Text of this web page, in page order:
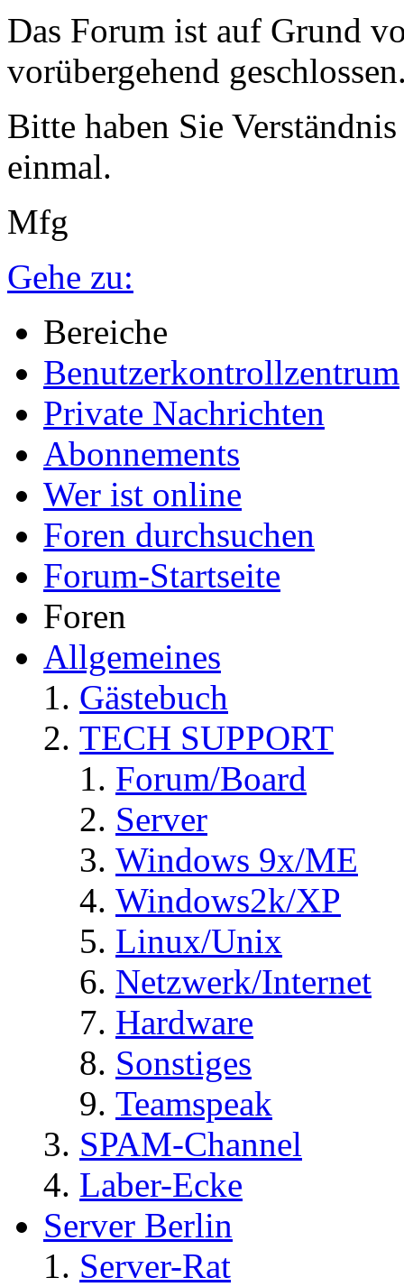
Das Forum ist auf Grund
vorübergehend
Bitte haben Sie
einmal.
Mfg
Gehe zu:
Bereiche
Benutzerkontrollzentrum
Private Nachrichten
Abonnements
Wer ist online
Foren durchsuchen
Forum-Startseite
Foren
Allgemeines
Gästebuch
TECH SUPPORT
Forum/Board
Server
Windows 9x/ME
Windows2k/XP
Linux/Unix
Netzwerk/Internet
Hardware
Sonstiges
Teamspeak
SPAM-Channel
Laber-Ecke
Server Berlin
Server-Rat